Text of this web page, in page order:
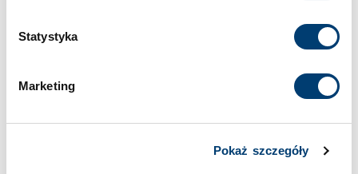
w Polityce prywatności
Polityce wykorzystywania
Statystyka
Marketing
Pokaż szczegóły